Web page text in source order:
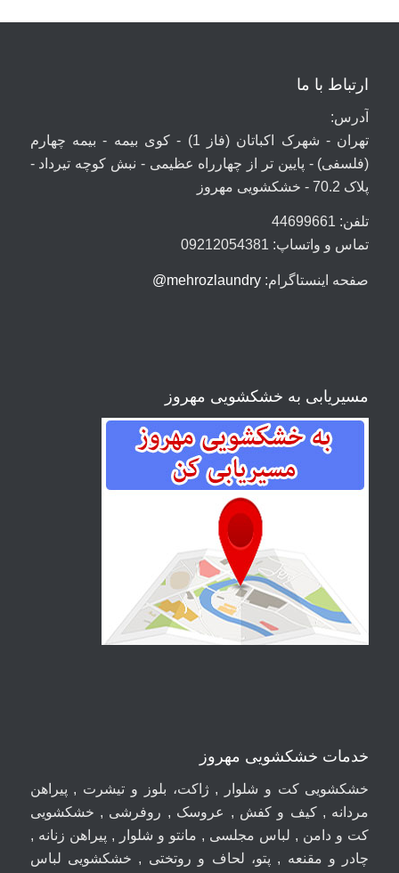
ارتباط با ما
آدرس:
تهران - شهرک اکباتان (فاز 1) - کوی بیمه - بیمه چهارم
(فلسفی) - پایین تر از چهارراه عظیمی - نبش کوچه تیرداد -
پلاک 70.2 - خشکشویی مهروز
تلفن: 44699661
تماس و واتساپ: 09212054381
صفحه اینستاگرام: mehrozlaundry@
مسیریابی به خشکشویی مهروز
خدمات خشکشویی مهروز
خشکشویی کت و شلوار , ژاکت، بلوز و تیشرت , پیراهن
مردانه , کیف و کفش , عروسک , روفرشی , خشکشویی
کت و دامن , لباس مجلسی , مانتو و شلوار , پیراهن زنانه ,
چادر و مقنعه , پتو، لحاف و روتختی , خشکشویی لباس